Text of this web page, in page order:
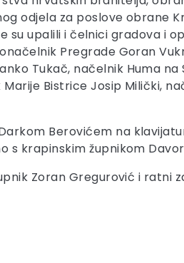
odjela za poslove obrane
upalili i čelnici gradova i
Pregrade Goran
Tukač, načelnik Huma na
Bistrice Josip Milički,
Berovićem na
s krapinskim župnikom
Zoran Gregurović i ratni